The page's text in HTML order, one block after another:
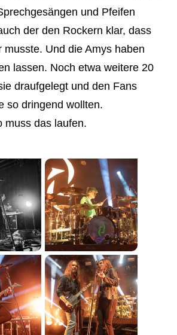
und Pfeifen
der den Rockern klar, dass
musste. Und die Amys haben
lassen. Noch etwa weitere 20
draufgelegt und den Fans
so dringend wollten.
muss das laufen.